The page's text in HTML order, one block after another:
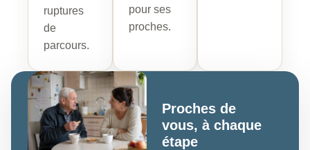
ruptures
de
parcours.
pour ses
proches.
Proches de
vous, à chaque
étape